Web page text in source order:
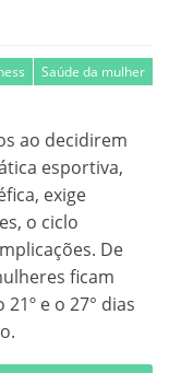
Saúde da mulher
ao decidirem
esportiva,
exige
o ciclo
De
ficam
e o 27° dias